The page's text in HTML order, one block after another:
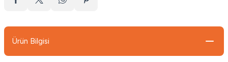
Ürün Bilgisi